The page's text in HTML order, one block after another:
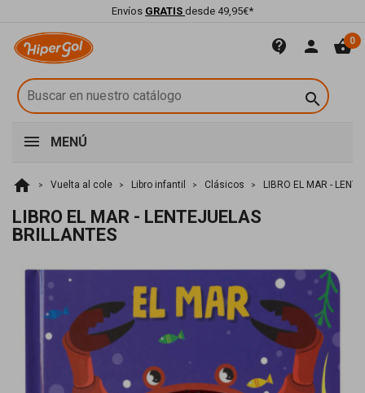
Envíos GRATIS desde 49,95€*
contact_support person shopping_basket0

MENÚ
home Vuelta al cole Libro infantil Clásicos LIBRO EL MAR -
LIBRO EL MAR - LENTEJUELAS
BRILLANTES